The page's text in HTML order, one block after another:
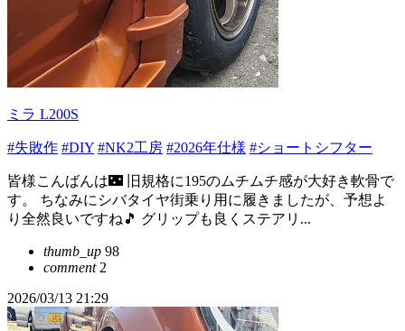
ミラ L200S
#失敗作 #DIY #NK2工房 #2026年仕様 #ショートシフター
皆様こんばんは🌃 旧規格に195のムチムチ感が大好き軟骨で
す。 ちなみにシバタイヤ街乗り用に履きましたが、予想よ
り全然良いですね🎵 グリップも良くステアリ...
thumb_up 98
comment2
2026/03/13 21:29